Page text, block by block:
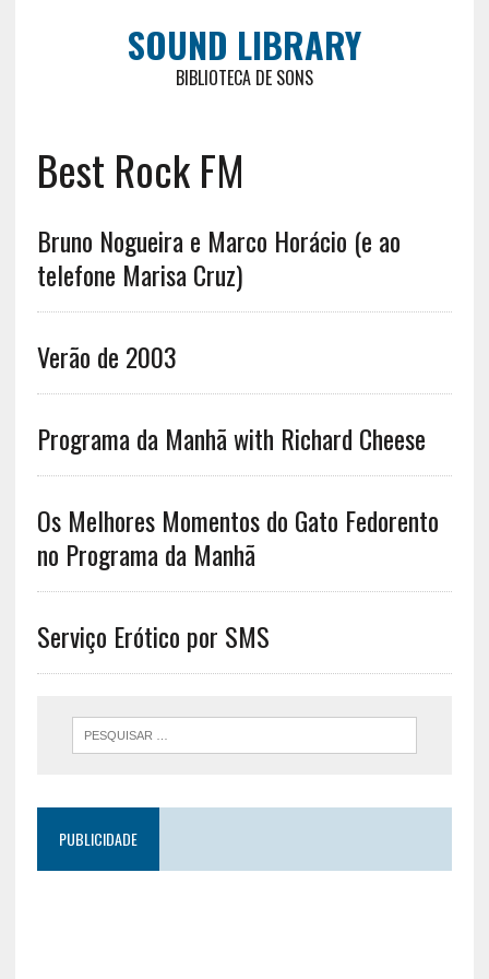
SOUND LIBRARY
BIBLIOTECA DE SONS
Best Rock FM
Bruno Nogueira e Marco Horácio (e ao
telefone Marisa Cruz)
Verão de 2003
Programa da Manhã with Richard Cheese
Os Melhores Momentos do Gato Fedorento
no Programa da Manhã
Serviço Erótico por SMS
PUBLICIDADE